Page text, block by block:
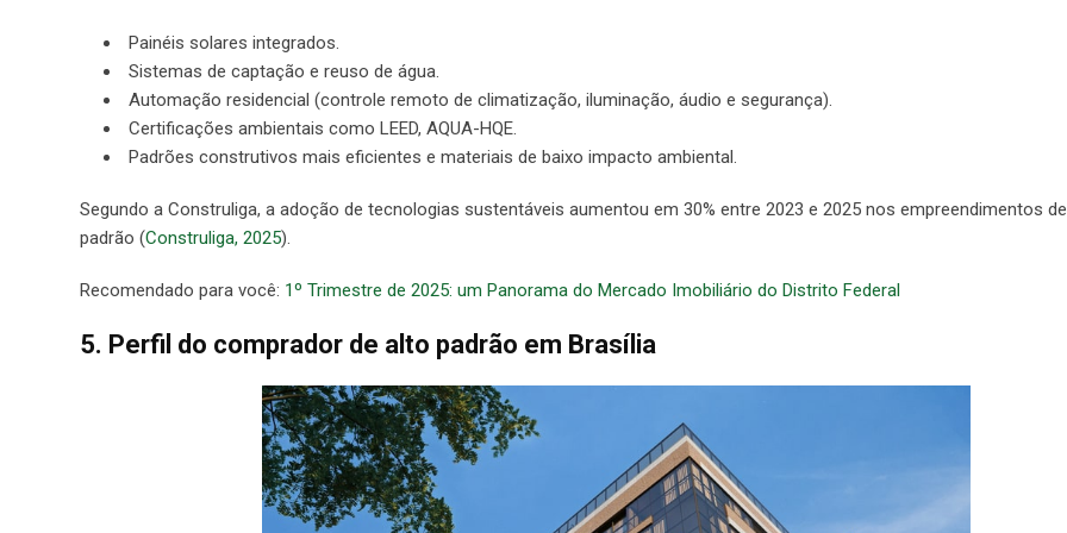
Painéis solares integrados.
Sistemas de captação e reuso de água.
Automação residencial (controle remoto de climatização, iluminação, áudio e segurança).
Certificações ambientais como LEED, AQUA-HQE.
Padrões construtivos mais eficientes e materiais de baixo impacto ambiental.
Segundo a Construliga, a adoção de tecnologias sustentáveis aumentou em 30% entre 2023 e 2025 nos empreendimentos
padrão (Construliga, 2025).
Recomendado para você: 1º Trimestre de 2025: um Panorama do Mercado Imobiliário do Distrito Federal
5. Perfil do comprador de alto padrão em Brasília